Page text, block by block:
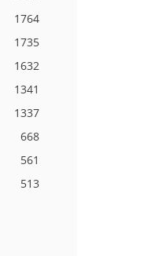
1764
1735
1632
1341
1337
668
561
513